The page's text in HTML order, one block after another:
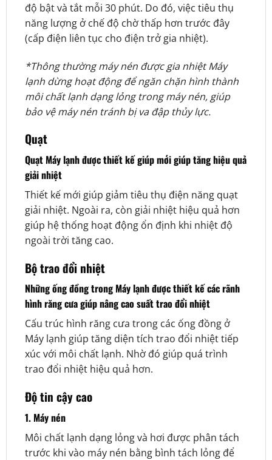
độ bật và tắt mỗi 30 phút. Do đó, việc tiêu thụ
năng lượng ở chế độ chờ thấp hơn trước đây
(cấp điện liên tục cho điện trở gia nhiệt).
*Thông thường máy nén được gia nhiệt Máy
lạnh dừng hoạt động để ngăn chặn hình thành
môi chất lạnh dạng lỏng trong máy nén, giúp
bảo vệ máy nén tránh bị va đập thủy lực.
Quạt
Quạt Máy lạnh được thiết kế giúp mới giúp tăng hiệu quả
giải nhiệt
Thiết kế mới giúp giảm tiêu thụ điện năng quạt
giải nhiệt. Ngoài ra, còn giải nhiệt hiệu quả hơn
giúp hệ thống hoạt động ổn định khi nhiệt độ
ngoài trời tăng cao.
Bộ trao đổi nhiệt
Những ống đồng trong Máy lạnh được thiết kế các rãnh
hình răng cưa giúp nâng cao suất trao đổi nhiệt
Cấu trúc hình răng cưa trong các ống đồng ở
Máy lạnh giúp tăng diện tích trao đổi nhiệt tiếp
xúc với môi chất lạnh. Nhờ đó giúp quá trình
trao đổi nhiệt hiệu quả hơn.
Độ tin cậy cao
1. Máy nén
Môi chất lạnh dạng lỏng và hơi được phân tách
trước khi vào máy nén bằng bình tách lỏng để